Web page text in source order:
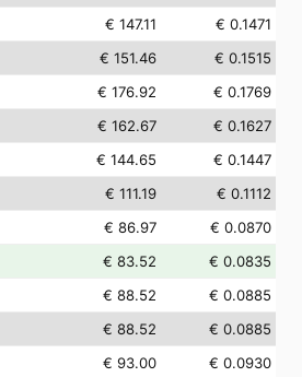
€ 147.11
€ 0.1471
€ 151.46
€ 0.1515
€ 176.92
€ 0.1769
€ 162.67
€ 0.1627
€ 144.65
€ 0.1447
€ 111.19
€ 0.1112
€ 86.97
€ 0.0870
€ 83.52
€ 0.0835
€ 88.52
€ 0.0885
€ 88.52
€ 0.0885
€ 93.00
€ 0.0930